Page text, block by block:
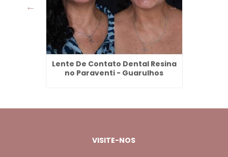
Lente De Contato Dental Resina
no Paraventi - Guarulhos
VISITE-NOS